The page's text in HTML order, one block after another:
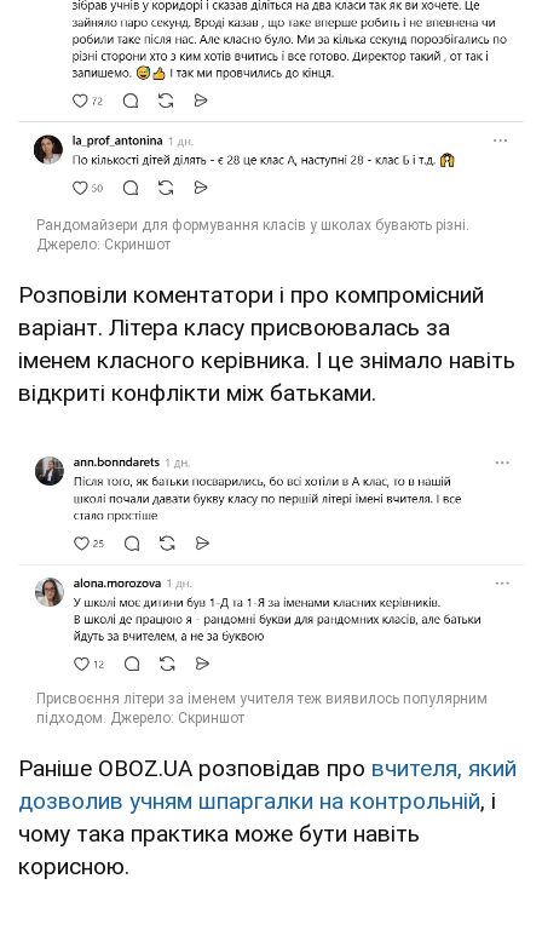
Розповіли коментатори і про компромісний
варіант. Літера класу присвоювалась за
іменем класного керівника. І це знімало навіть
відкриті конфлікти між батьками.
Раніше OBOZ.UA розповідав про вчителя, який
дозволив учням шпаргалки на контрольній, і
чому така практика може бути навіть
корисною.